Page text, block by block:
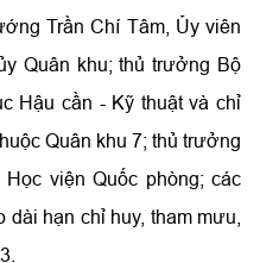
Trần Chí Tâm, Ủy viên
Quân khu; thủ trưởng Bộ
Hậu cần - Kỹ thuật và chỉ
Quân khu 7; thủ trưởng
viện Quốc phòng; các
hạn chỉ huy, tham mưu,